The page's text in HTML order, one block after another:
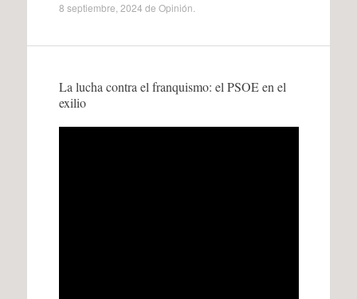
8 septiembre, 2024 de Opinión
La lucha contra el franquismo: el PSOE en el
exilio